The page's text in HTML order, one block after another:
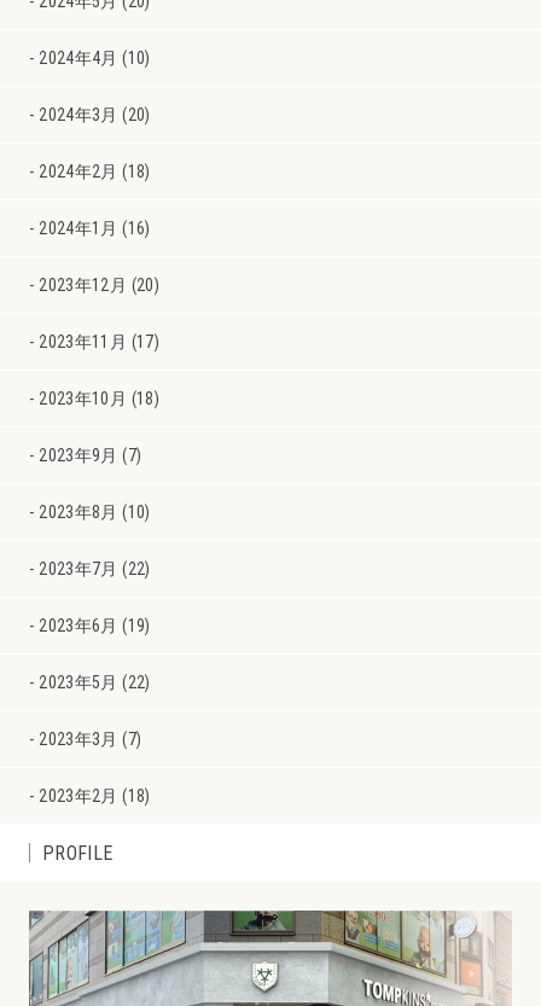
2024年4月 (10)
2024年3月 (20)
2024年2月 (18)
2024年1月 (16)
2023年12月 (20)
2023年11月 (17)
2023年10月 (18)
2023年9月 (7)
2023年8月 (10)
2023年7月 (22)
2023年6月 (19)
2023年5月 (22)
2023年3月 (7)
2023年2月 (18)
PROFILE